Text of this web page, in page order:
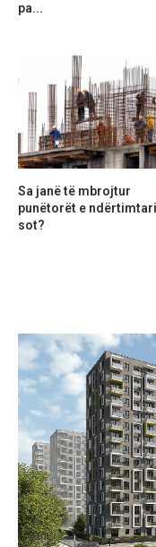
pa...
Sa janë të mbrojtur
punëtorët e
sot?